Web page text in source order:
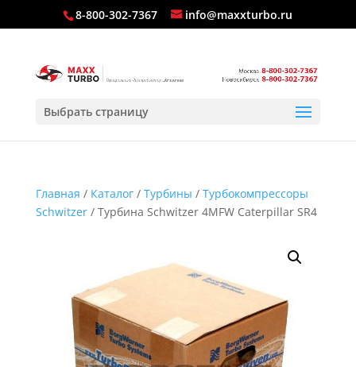
8-800-302-7367 info@maxxturbo.ru
Выбрать страницу
Главная / Каталог/ Турбины / Турбокомпрессоры
Schwitzer/ Турбина Schwitzer 4MFW Caterpillar SR4